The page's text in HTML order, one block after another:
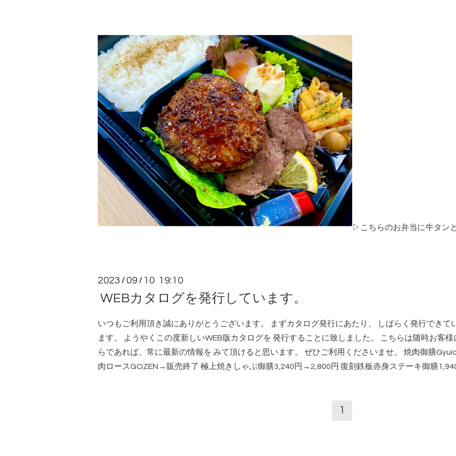
▷こちらのお弁当に牛タン
2023 / 09 / 10 19:10
WEBカタログを発行しています。
いつもご利用頂き誠にありがとうございます。 まずカタログ発行にあたり、 しばらく発行できて
ます。 ようやくこの度新しいWEB版カタログを 発行することに致しました。 こちらは随時お客
らであれば、常に最新の情報を みて頂けると思います。 ぜひご利用くださいませ。 焼肉御膳
肉ロースGOZEN→販売終了 極上焼きしゃぶ御膳3,240円→2,800円 復刻鉄板赤身ステーキ御膳
1